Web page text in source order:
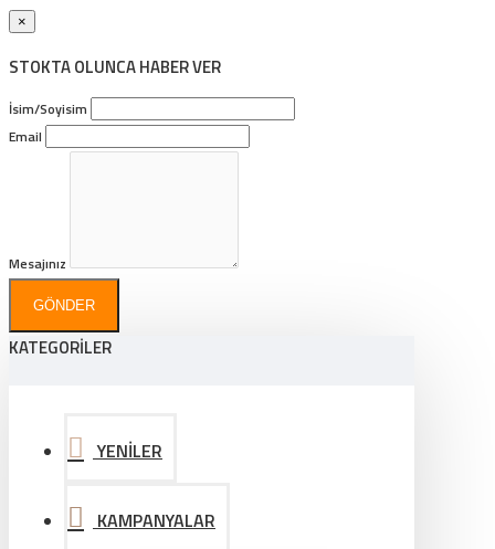
×
STOKTA OLUNCA HABER VER
İsim/Soyisim
Email
Mesajınız
GÖNDER
KATEGORİLER
YENİLER
KAMPANYALAR